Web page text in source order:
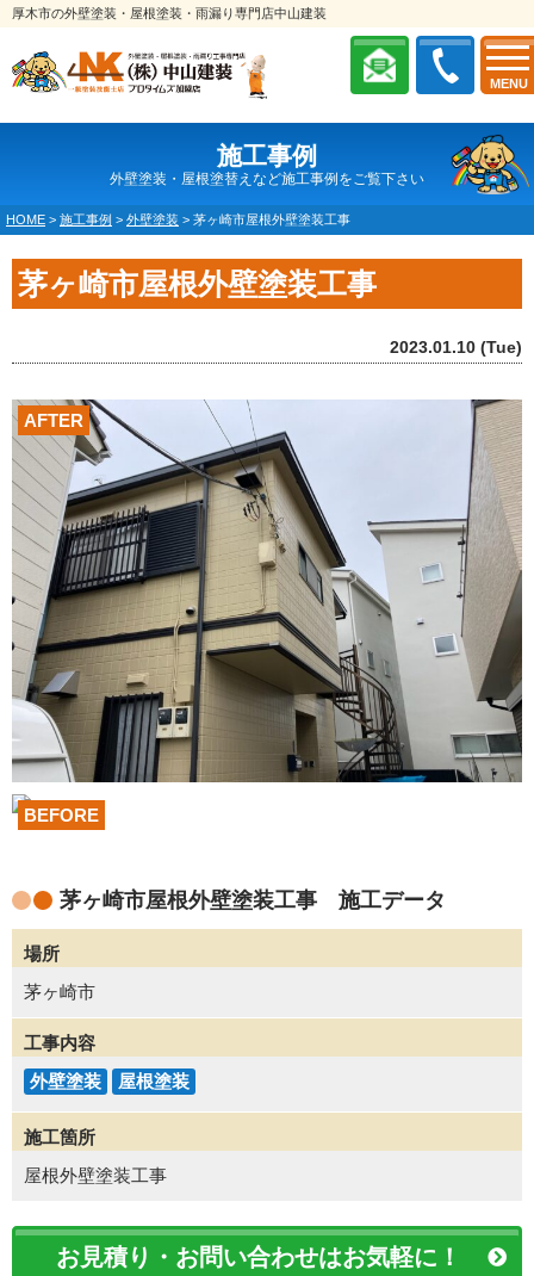
MENU
厚木市の外壁塗装・屋根塗装・雨漏り専門店中山建装
施工事例
外壁塗装・屋根塗替えなど施工事例をご覧下さい
HOME > 施工事例 > 外壁塗装 > 茅ヶ崎市屋根外壁塗装工事
茅ヶ崎市屋根外壁塗装工事
2023.01.10 (Tue)
AFTER
BEFORE
茅ヶ崎市屋根外壁塗装工事 施工データ
場所
茅ヶ崎市
工事内容
外壁塗装
屋根塗装
施工箇所
屋根外壁塗装工事
お見積り・お問い合わせはお気軽に！